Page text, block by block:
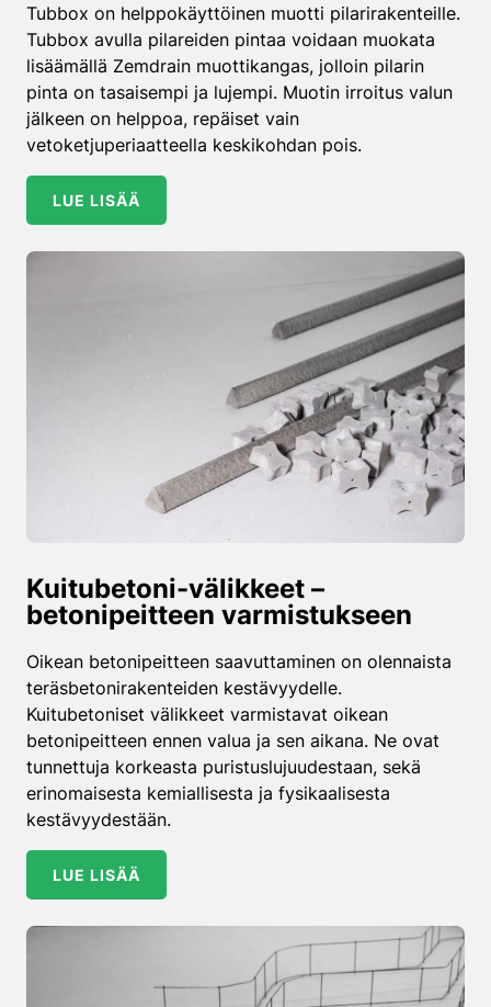
Tubbox on helppokäyttöinen muotti pilarirakenteille.
Tubbox avulla pilareiden pintaa voidaan muokata
lisäämällä Zemdrain muottikangas, jolloin pilarin
pinta on tasaisempi ja lujempi. Muotin irroitus valun
jälkeen on helppoa, repäiset vain
vetoketjuperiaatteella keskikohdan pois.
LUE LISÄÄ
Kuitubetoni-välikkeet –
betonipeitteen varmistukseen
Oikean betonipeitteen saavuttaminen on olennaista
teräsbetonirakenteiden kestävyydelle.
Kuitubetoniset välikkeet varmistavat oikean
betonipeitteen ennen valua ja sen aikana. Ne ovat
tunnettuja korkeasta puristuslujuudestaan, sekä
erinomaisesta kemiallisesta ja fysikaalisesta
kestävyydestään.
LUE LISÄÄ